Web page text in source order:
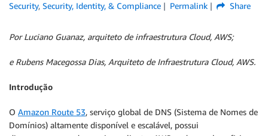
Security, Security, Identity, & Compliance Permalink Share
Por Luciano Guanaz, arquiteto de infraestrutura Cloud, AWS;
e Rubens Macegossa Dias, Arquiteto de Infraestrutura Cloud, AWS.
Introdução
O Amazon Route 53, serviço global de DNS (Sistema de Nomes de
Domínios) altamente disponível e escalável, possui